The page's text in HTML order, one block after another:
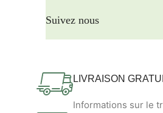
Suivez nous
LIVRAISON
Informations sur le